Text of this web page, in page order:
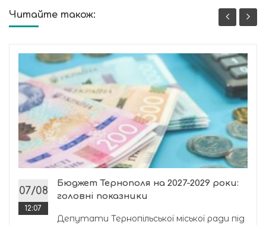
Читайте також:
07/08
12:07
Бюджет Тернополя на 2027-2029 роки:
головні показники
Депутати Тернопільської міської ради під